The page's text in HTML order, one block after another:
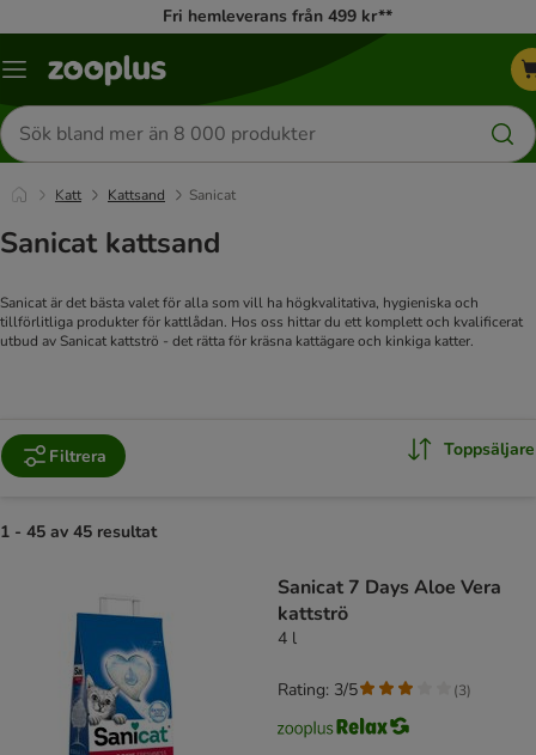
Fri hemleverans från 499 kr**
Katalogmeny
Sök
efter
produkter
Katt Kattsand Sanicat
Sanicat kattsand
Sanicat är det bästa valet för alla som vill ha högkvalitativa, hygieniska och
tillförlitliga produkter för kattlådan. Hos oss hittar du ett komplett och kvalificerat
utbud av Sanicat kattströ - det rätta för kräsna kattägare och kinkiga katter.
Filtrera Toppsäljare
1 - 45 av 45 resultat
Sanicat 7 Days Aloe Vera
kattströ
4 l
Rating: 3/5 (3)